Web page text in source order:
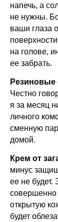
напечь, а
не нужны.
ваши глаза
на голове,
ее забрать.
Резиновые
Честно
я за месяц
личного
сменную
домой.
Крем от
минус
ее не будет.
совершенно
открытую
будет